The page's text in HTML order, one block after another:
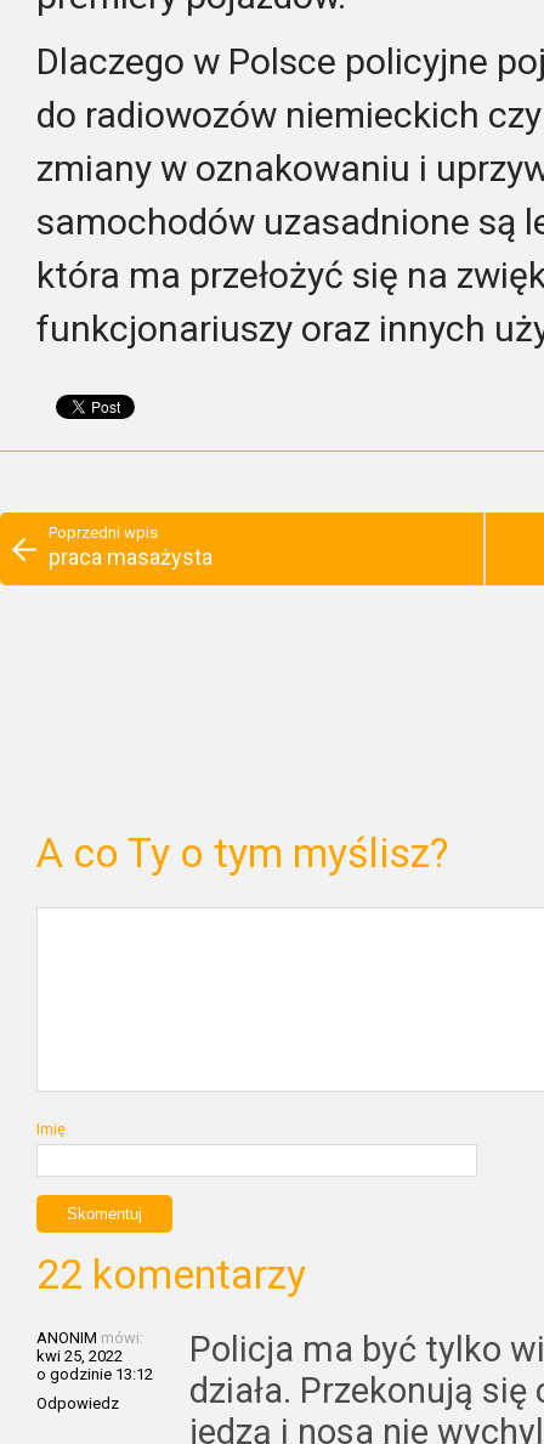
Dlaczego w Polsce policyjne
do radiowozów niemieckich
zmiany w oznakowaniu i
samochodów uzasadnione są
która ma przełożyć się na
funkcjonariuszy oraz innych
Poprzedni wpis
praca masażysta
A co Ty o tym myślisz?
Imię
22 komentarzy
ANONIM mówi:
kwi 25, 2022
o godzinie 13:12
Odpowiedz
Policja ma być tylko
działa. Przekonują
jedzą i nosa nie